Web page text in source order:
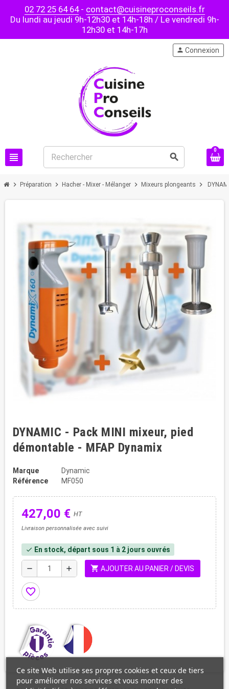
02 72 25 64 64- contact@cuisineproconseils.fr
Du lundi au jeudi 9h-12h30 et 14h-18h / Le vendredi 9h-
12h30 et 14h-17h
view_headline search
person Connexion
0
chevron_right Préparation chevron_right Hacher - Mixer - Mélanger chevron_right Mixeurs plongeants chevron_right
DYNAMIC - Pack MINI mixeur, pied
démontable - MFAP Dynamix
Marque
Dynamic
Référence
MF050
427,00 € HT
Livraison personnalisée avec suivi
check En stock, départ sous 1 à 2 jours ouvrés
remove add shopping_cart AJOUTER AU PANIER / DEVIS
favorite_border
Ce site Web utilise ses propres cookies et ceux de tiers
pour améliorer nos services et vous montrer des